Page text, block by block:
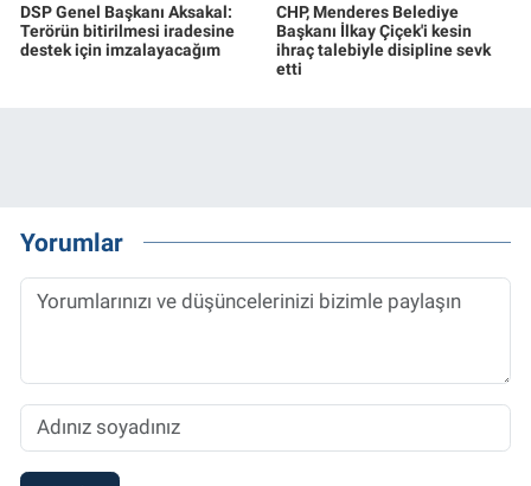
DSP Genel Başkanı Aksakal:
Terörün bitirilmesi iradesine
destek için imzalayacağım
CHP, Menderes Belediye
Başkanı İlkay Çiçek'i kesin
ihraç talebiyle disipline sevk
etti
Yorumlar